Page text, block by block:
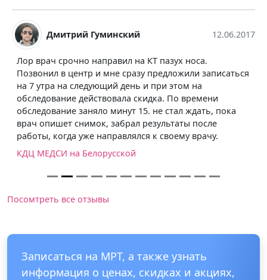
Дмитрий Гуминский 12.06.2017
Лор врач срочно направил на КТ пазух носа.
Позвонил в центр и мне сразу предложили записаться
на 7 утра на следующий день и при этом на
обследование действовала скидка. По времени
обследование заняло минут 15. не стал ждать, пока
врач опишет снимок, забрал результаты после
работы, когда уже направлялся к своему врачу.
КДЦ МЕДСИ на Белорусской
Посомтреть все отзывы
Записаться на МРТ, а также узнать
информация о ценах, скидках и акциях,